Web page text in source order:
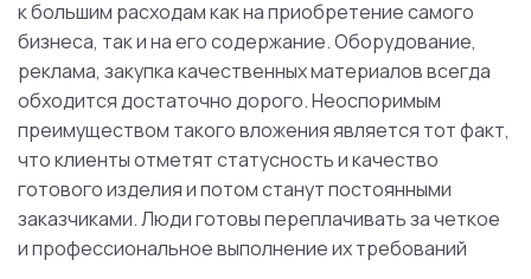
к большим расходам как на приобретение самого
бизнеса, так и на его содержание. Оборудование,
реклама, закупка качественных материалов всегда
обходится достаточно дорого. Неоспоримым
преимуществом такого вложения является тот факт,
что клиенты отметят статусность и качество
готового изделия и потом станут постоянными
заказчиками. Люди готовы переплачивать за четкое
и профессиональное выполнение их требований